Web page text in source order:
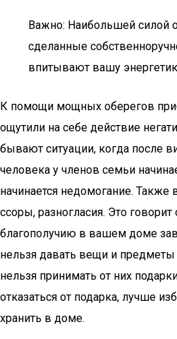
Важно: Наибольшей силой
сделанные
впитывают вашу
К помощи мощных оберегов
ощутили на себе действие
бывают ситуации, когда после
человека у членов семьи
начинается недомогание. Также
ссоры, разногласия. Это
благополучию в вашем доме
нельзя давать вещи и
нельзя принимать от них
отказаться от подарка, лучше
хранить в доме.